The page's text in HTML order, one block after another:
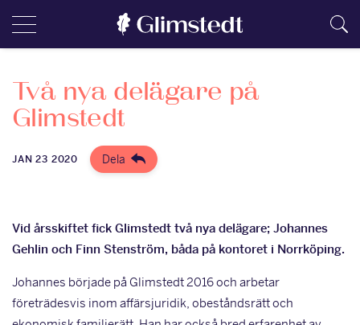
Två nya delägare på
Glimstedt
JAN 23 2020 Dela
Vid årsskiftet fick Glimstedt två nya delägare; Johannes
Gehlin och Finn Stenström, båda på kontoret i Norrköping.
Johannes började på Glimstedt 2016 och arbetar
företrädesvis inom affärsjuridik, obeståndsrätt och